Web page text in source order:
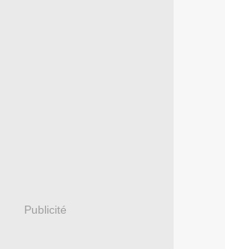
Publicité